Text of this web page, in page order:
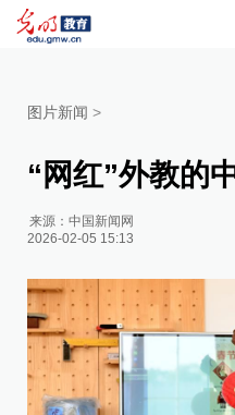
图片新闻 >
“网红”外教的
来源：中国新闻网
2026-02-05 15:13